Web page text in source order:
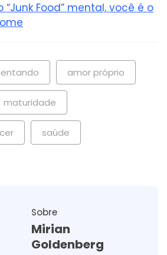
Food” mental, você é o
amor próprio
maturidade
saúde
Sobre
Mirian
Goldenberg